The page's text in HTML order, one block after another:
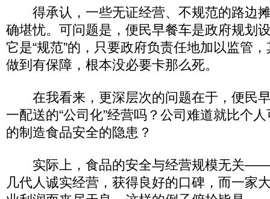
得承认，一些无证经营、不规范的路边
确堪忧。可问题是，便民早餐车是政府规划
它是“规范”的，只要政府负责任地加以监管
做到有保障，根本没必要卡那么死。
在我看来，更深层次的问题在于，便民
一配送的“公司化”经营吗？公司难道就比个
的制造食品安全的隐患？
实际上，食品的安全与经营规模无关——
几代人诚实经营，获得良好的口碑，而一家